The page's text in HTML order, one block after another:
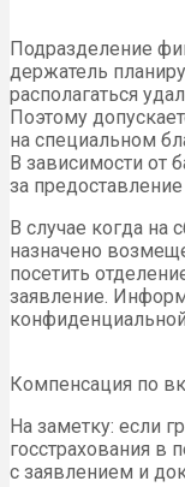
Подразделение
держатель
располагаться
Поэтому
на специальном
В зависимости от
за предоставление
В случае когда на
назначено
посетить
заявление.
Компенсация по
На заметку: если
госстрахования в
с заявлением и